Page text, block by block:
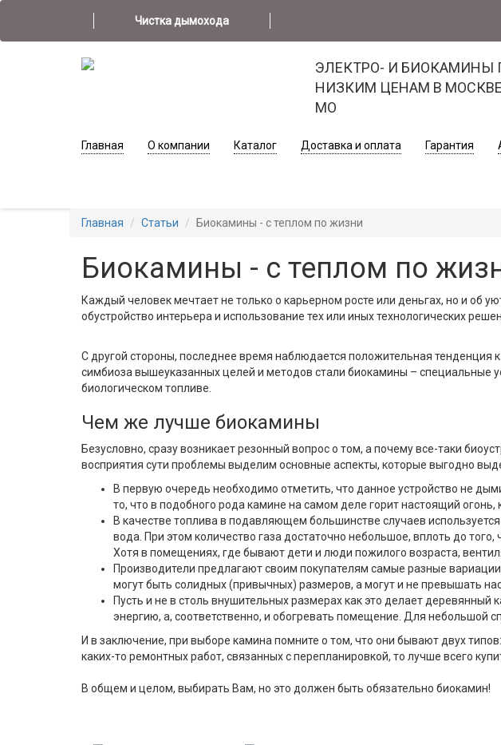
Чистка дымохода
ЭЛЕКТРО- И БИОКАМИНЫ
НИЗКИМ ЦЕНАМ В
МО
Главная О компании Каталог Доставка и оплата Гарантия
Главная Статьи Биокамины - с теплом по жизни
Биокамины - с теплом по
Каждый человек мечтает не только о карьерном росте или деньгах, но и об
обустройство интерьера и использование тех или иных технологических
С другой стороны, последнее время наблюдается положительная
симбиоза вышеуказанных целей и методов стали биокамины – специальные
биологическом топливе.
Чем же лучше биокамины
Безусловно, сразу возникает резонный вопрос о том, а почему все-таки
восприятия сути проблемы выделим основные аспекты, которые выгодно
В первую очередь необходимо отметить, что данное устройство не
то, что в подобного рода камине на самом деле горит настоящий огонь,
В качестве топлива в подавляющем большинстве случаев
вода. При этом количество газа достаточно небольшое, вплоть до
Хотя в помещениях, где бывают дети и люди пожилого возраста,
Производители предлагают своим покупателям самые разные
могут быть солидных (привычных) размеров, а могут и не превышать
Пусть и не в столь внушительных размерах как это делает
энергию, а, соответственно, и обогревать помещение. Для небольшой
И в заключение, при выборе камина помните о том, что они бывают двух
каких-то ремонтных работ, связанных с перепланировкой, то лучше всего
В общем и целом, выбирать Вам, но это должен быть обязательно биокамин!